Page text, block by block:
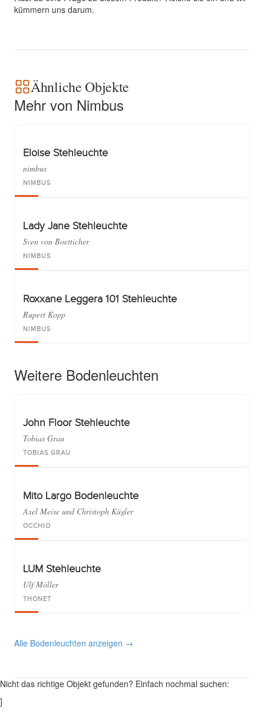
kümmern uns darum.
Ähnliche Objekte
Mehr von Nimbus
Eloise Stehleuchte
nimbus
NIMBUS
Lady Jane Stehleuchte
Sven von Boetticher
NIMBUS
Roxxane Leggera 101 Stehleuchte
Rupert Kopp
NIMBUS
Weitere Bodenleuchten
John Floor Stehleuchte
Tobias Grau
TOBIAS GRAU
Mito Largo Bodenleuchte
Axel Meise und Christoph Kügler
OCCHIO
LUM Stehleuchte
Ulf Möller
THONET
Alle Bodenleuchten anzeigen →
Nicht das richtige Objekt gefunden? Einfach nochmal suchen:
]